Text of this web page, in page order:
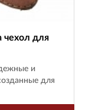
чехол для
и
для